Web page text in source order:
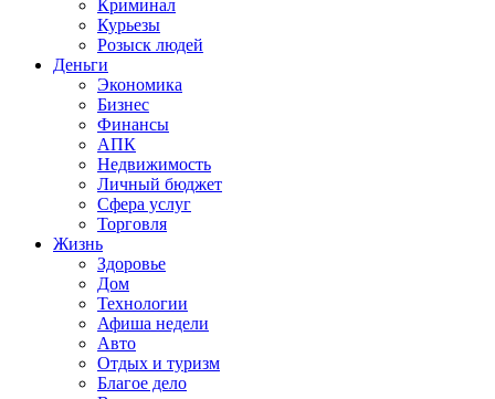
Криминал
Курьезы
Розыск людей
Деньги
Экономика
Бизнес
Финансы
АПК
Недвижимость
Личный бюджет
Сфера услуг
Торговля
Жизнь
Здоровье
Дом
Технологии
Афиша недели
Авто
Отдых и туризм
Благое дело